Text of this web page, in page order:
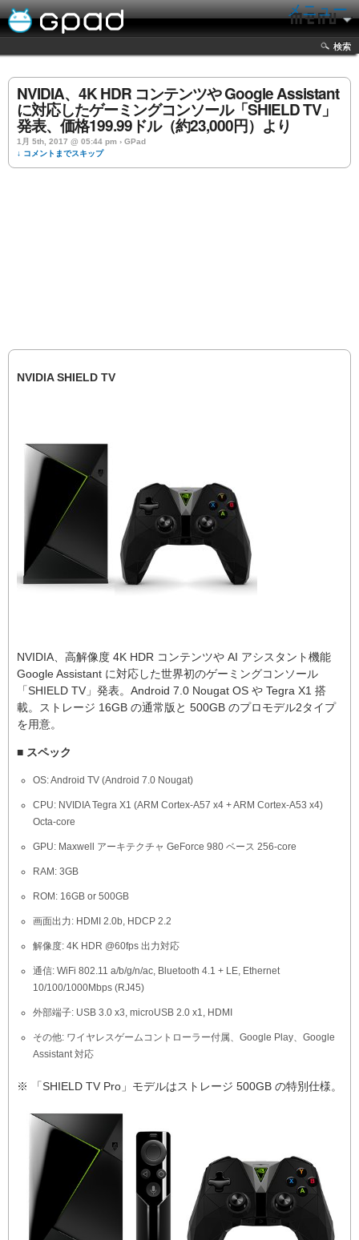
メニュー
検索
NVIDIA、4K HDR コンテンツや Google Assistant
に対応したゲーミングコンソール「SHIELD TV」
発表、価格199.99ドル（約23,000円）より
1月 5th, 2017 @ 05:44 pm › GPad
↓ コメントまでスキップ
NVIDIA SHIELD TV
NVIDIA、高解像度 4K HDR コンテンツや AI アシスタント機能
Google Assistant に対応した世界初のゲーミングコンソール
「SHIELD TV」発表。Android 7.0 Nougat OS や Tegra X1 搭
載。ストレージ 16GB の通常版と 500GB のプロモデル2タイプ
を用意。
■ スペック
OS: Android TV (Android 7.0 Nougat)
CPU: NVIDIA Tegra X1 (ARM Cortex-A57 x4 + ARM Cortex-A53 x4)
Octa-core
GPU: Maxwell アーキテクチャ GeForce 980 ベース 256-core
RAM: 3GB
ROM: 16GB or 500GB
画面出力: HDMI 2.0b, HDCP 2.2
解像度: 4K HDR @60fps 出力対応
通信: WiFi 802.11 a/b/g/n/ac, Bluetooth 4.1 + LE, Ethernet
10/100/1000Mbps (RJ45)
外部端子: USB 3.0 x3, microUSB 2.0 x1, HDMI
その他: ワイヤレスゲームコントローラー付属、Google Play、Google
Assistant 対応
※ 「SHIELD TV Pro」モデルはストレージ 500GB の特別仕様。